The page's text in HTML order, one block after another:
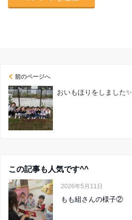
前のページへ
おいもほりをしました✨
この記事も人気です^^
2026年5月11日
もも組さんの様子②